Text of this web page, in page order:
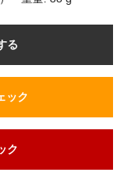
る
ック
ク